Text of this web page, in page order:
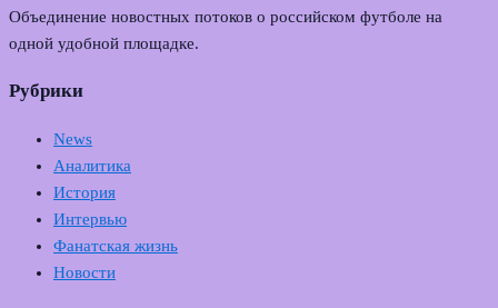
Объединение новостных потоков о российском футболе на
одной удобной площадке.
Рубрики
News
Аналитика
История
Интервью
Фанатская жизнь
Новости